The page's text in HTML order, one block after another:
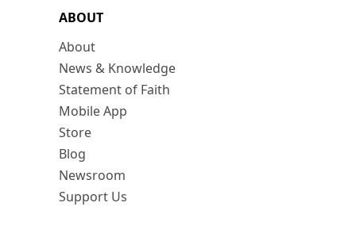
ABOUT
About
News & Knowledge
Statement of Faith
Mobile App
Store
Blog
Newsroom
Support Us